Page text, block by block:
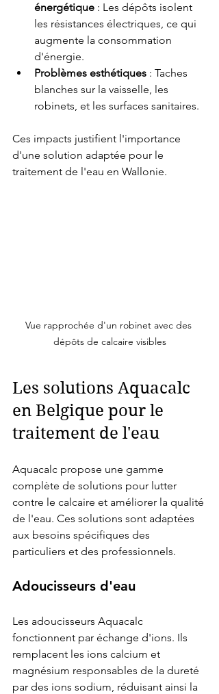
énergétique : Les dépôts isolent
les résistances électriques, ce qui
augmente la consommation
d'énergie.
Problèmes esthétiques : Taches
blanches sur la vaisselle, les
robinets, et les surfaces sanitaires.
Ces impacts justifient l'importance
d'une solution adaptée pour le
traitement de l'eau en Wallonie.
Vue rapprochée d'un robinet avec des
dépôts de calcaire visibles
Les solutions Aquacalc
en Belgique pour le
traitement de l'eau
Aquacalc propose une gamme
complète de solutions pour lutter
contre le calcaire et améliorer la qualité
de l'eau. Ces solutions sont adaptées
aux besoins spécifiques des
particuliers et des professionnels.
Adoucisseurs d'eau
Les adoucisseurs Aquacalc
fonctionnent par échange d'ions. Ils
remplacent les ions calcium et
magnésium responsables de la dureté
par des ions sodium, réduisant ainsi la